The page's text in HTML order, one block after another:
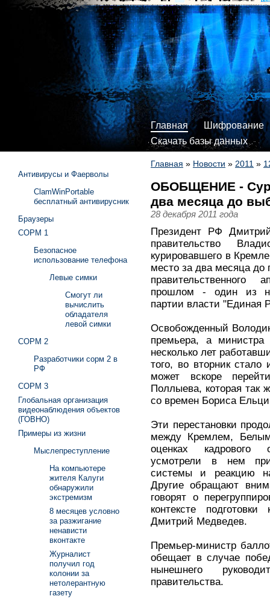
Главная
Шифрование
Скачать базы данных
Главная » Новости » 2011 »
ОБОБЩЕНИЕ -
два месяца до
28 декабря 2011 года
Президент РФ
правительство
курировавшего в
место за два месяца до
прошлом - один из
партии власти "Единая
Освобожденный
премьера, а
несколько лет
того, во вторник стало
может вскоре
Поллыева, которая так
со времен Бориса
Эти перестановки
между Кремлем,
оценках кадрового
усмотрели в нем
системы и реакцию
Другие обращают
говорят о
контексте
Дмитрий Медведев.
Премьер-министр
обещает в случае
нынешнего
правительства.
Антивирусы и Фаерволы
ClamWinPortable
бесплатный антивирусник
Браузеры
СОРМ 1
Безопасное
использование телефона
Левые симки
Смогут ли
вычислить
обладателя
левой симки
СОРМ 2
Разработчики сорм 2 в
РФ
СОРМ 3
Глобальная организация
видеонаблюдения объектов
(ГОВНО)
Примеры из жизни
Мыслепреступление
На компьютере
жителя Калуги
обнаружили
экстремизм
8 месяцев условно
за разжигание
ненависти
вконтакте
Журналист
получил год
колонии за
нетолерантную
газету